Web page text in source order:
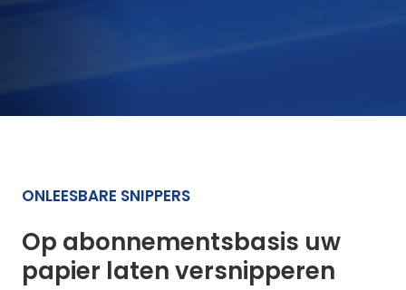
ONLEESBARE SNIPPERS
Op abonnementsbasis uw
papier laten versnipperen